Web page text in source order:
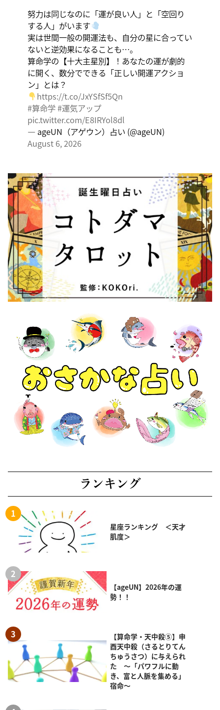
す。努力は同じなのに「運が良い人」と「空回り
する人」がいます
実は世間一般の開運法も、自分の星に合ってい
ないと逆効果になることも…。
算命学の【十大主星別】！あなたの運が劇的
に開く、数分でできる「正しい開運アクショ
ン」とは？
https://t.co/JxYSfSf5Qn
#算命学#運気アップ
pic.twitter.com/E8IRYol8dl
— ageUN（アゲウン）占い (@ageUN)
August 6, 2026
ランキング
星座ランキング ＜天才
肌度＞
【ageUN】2026年の運
勢！！
【算命学・天中殺⑤】申
酉天中殺（さるとりてん
ちゅうさつ）に与えられ
た ～「パワフルに動
き、富と人脈を集める」
宿命～